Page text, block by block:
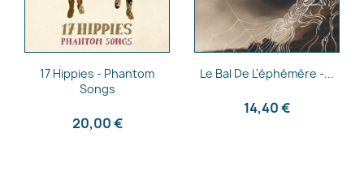
Aperçu rapide
17 Hippies - Phantom
Songs
20,00 €
 Aperçu rapide
Le Bal De L'éphémère -...
14,40 €